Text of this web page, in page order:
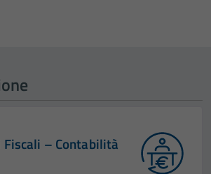
– Contabilità